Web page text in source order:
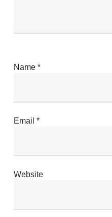
Name *
Email *
Website